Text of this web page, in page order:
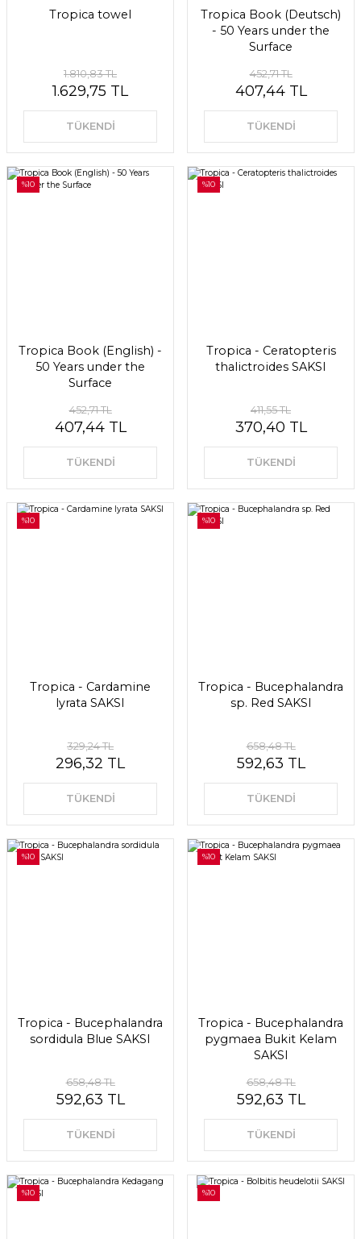
Tropica towel
1.810,83 TL
1.629,75 TL
TÜKENDİ
Tropica Book (Deutsch)
- 50 Years under the
Surface
452,71 TL
407,44 TL
TÜKENDİ
%10
Tropica Book (English) -
50 Years under the
Surface
452,71 TL
407,44 TL
TÜKENDİ
%10
Tropica - Ceratopteris
thalictroides SAKSI
411,55 TL
370,40 TL
TÜKENDİ
%10
Tropica - Cardamine
lyrata SAKSI
329,24 TL
296,32 TL
TÜKENDİ
%10
Tropica - Bucephalandra
sp. Red SAKSI
658,48 TL
592,63 TL
TÜKENDİ
%10
Tropica - Bucephalandra
sordidula Blue SAKSI
658,48 TL
592,63 TL
TÜKENDİ
%10
Tropica - Bucephalandra
pygmaea Bukit Kelam
SAKSI
658,48 TL
592,63 TL
TÜKENDİ
%10 %10